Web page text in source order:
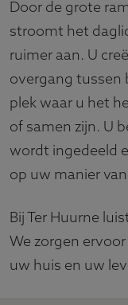
Door de grote
stroomt het
ruimer aan. U
overgang tussen
plek waar u het
of samen zijn. U
wordt ingedeeld
op uw manier
Bij Ter Huurne
We zorgen
uw huis en uw